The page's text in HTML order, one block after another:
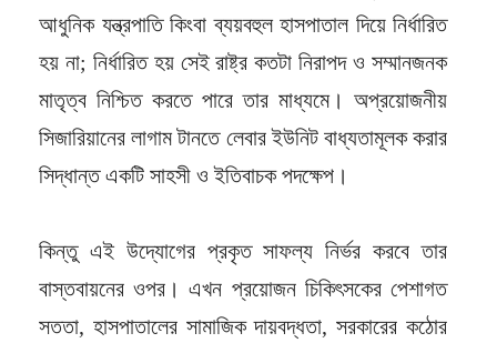
আধুনিক যন্ত্রপাতি কিংবা ব্যয়বহুল হাসপাতাল দিয়ে নির্ধারিত
হয় না; নির্ধারিত হয় সেই রাষ্ট্র কতটা নিরাপদ ও সম্মানজনক
মাতৃত্ব নিশ্চিত করতে পারে তার মাধ্যমে। অপ্রয়োজনীয়
সিজারিয়ানের লাগাম টানতে লেবার ইউনিট বাধ্যতামূলক করার
সিদ্ধান্ত একটি সাহসী ও ইতিবাচক পদক্ষেপ।
কিন্তু এই উদ্যোগের প্রকৃত সাফল্য নির্ভর করবে তার
বাস্তবায়নের ওপর। এখন প্রয়োজন চিকিৎসকের পেশাগত
সততা, হাসপাতালের সামাজিক দায়বদ্ধতা, সরকারের কঠোর